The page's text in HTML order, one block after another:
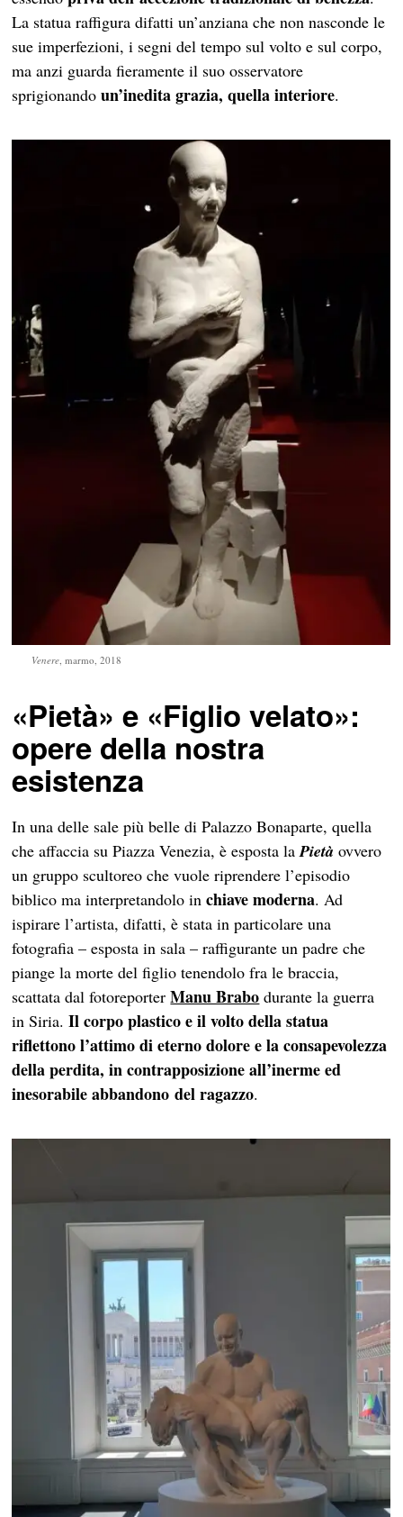
La statua raffigura difatti un’anziana che non nasconde le
sue imperfezioni, i segni del tempo sul volto e sul corpo,
ma anzi guarda fieramente il suo osservatore
sprigionandoun’inedita grazia, quella interiore.
Venere, marmo, 2018
«Pietà» e «Figlio velato»:
opere della nostra
esistenza
In una delle sale più belle di Palazzo Bonaparte, quella
che affaccia su Piazza Venezia, è esposta laPietà ovvero
un gruppo scultoreo che vuole riprendere l’episodio
biblico ma interpretandolo inchiave moderna. Ad
ispirare l’artista, difatti, è stata in particolare una
fotografia – esposta in sala – raffigurante un padre che
piange la morte del figlio tenendolo fra le braccia,
scattata dal fotoreporterManu Brabo durante la guerra
in Siria.Il corpo plastico e il volto della statua
riflettono l’attimo di eterno dolore e la consapevolezza
della perdita, in contrapposizione all’inerme ed
inesorabile abbandono del ragazzo.